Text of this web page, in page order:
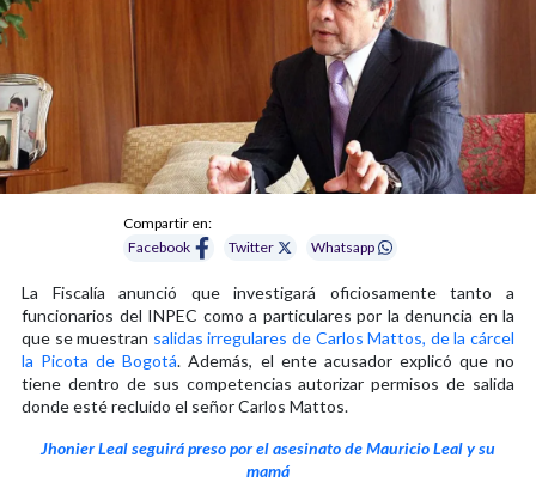
Compartir en:
Facebook
Twitter Whatsapp
La Fiscalía anunció que investigará oficiosamente tanto a
funcionarios del INPEC como a particulares por la denuncia en la
que se muestran salidas irregulares de Carlos Mattos, de la cárcel
la Picota de Bogotá. Además, el ente acusador explicó que no
tiene dentro de sus competencias autorizar permisos de salida
donde esté recluido el señor Carlos Mattos.
Jhonier Leal seguirá preso por el asesinato de Mauricio Leal y su
mamá